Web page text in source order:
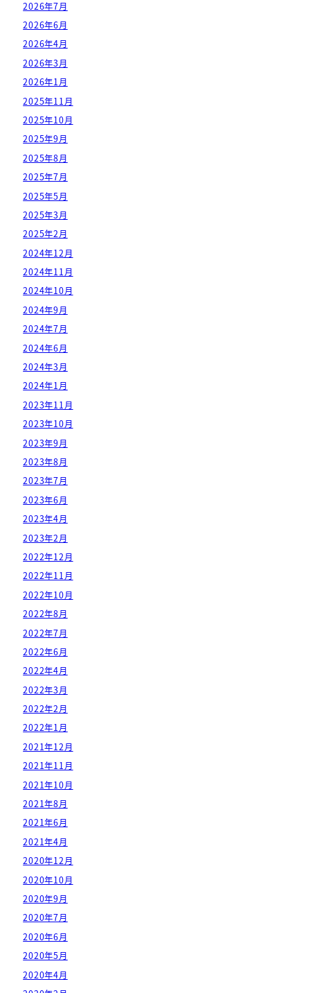
2026年7月
2026年6月
2026年4月
2026年3月
2026年1月
2025年11月
2025年10月
2025年9月
2025年8月
2025年7月
2025年5月
2025年3月
2025年2月
2024年12月
2024年11月
2024年10月
2024年9月
2024年7月
2024年6月
2024年3月
2024年1月
2023年11月
2023年10月
2023年9月
2023年8月
2023年7月
2023年6月
2023年4月
2023年2月
2022年12月
2022年11月
2022年10月
2022年8月
2022年7月
2022年6月
2022年4月
2022年3月
2022年2月
2022年1月
2021年12月
2021年11月
2021年10月
2021年8月
2021年6月
2021年4月
2020年12月
2020年10月
2020年9月
2020年7月
2020年6月
2020年5月
2020年4月